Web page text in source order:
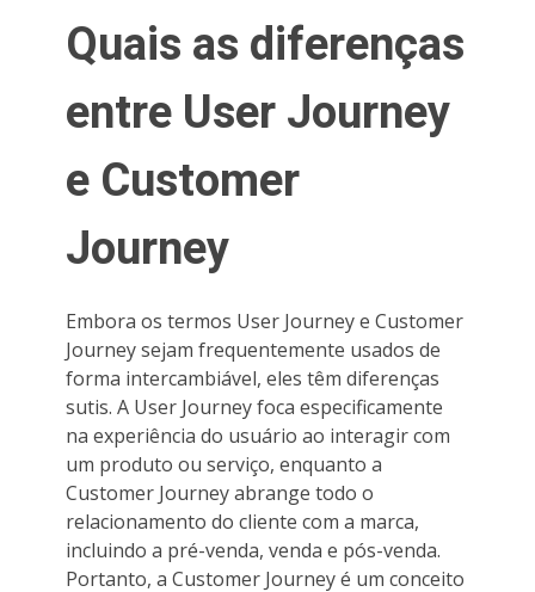
Quais as diferenças
entre User Journey
e Customer
Journey
Embora os termos User Journey e Customer
Journey sejam frequentemente usados de
forma intercambiável, eles têm diferenças
sutis. A User Journey foca especificamente
na experiência do usuário ao interagir com
um produto ou serviço, enquanto a
Customer Journey abrange todo o
relacionamento do cliente com a marca,
incluindo a pré-venda, venda e pós-venda.
Portanto, a Customer Journey é um conceito